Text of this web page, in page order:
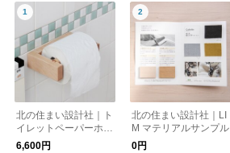
北の住まい設計社｜ト
イレットペーパーホル
ダー
6,600円
北の住まい設計社｜LI
M マテリアルサンプル
0円